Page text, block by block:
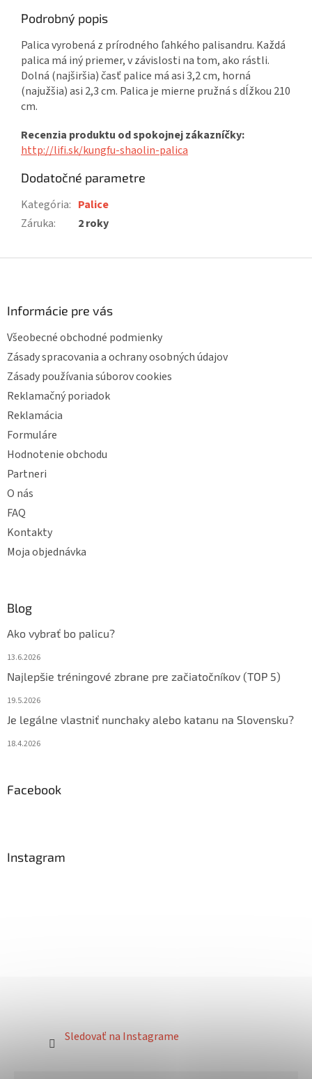
Podrobný popis
Palica vyrobená z prírodného ľahkého palisandru. Každá
palica má iný priemer, v závislosti na tom, ako rástli.
Dolná (najširšia) časť palice má asi 3,2 cm, horná
(najužšia) asi 2,3 cm. Palica je mierne pružná s dĺžkou 210
cm.
Recenzia produktu od spokojnej zákazníčky:
http://lifi.sk/kungfu-shaolin-palica
Dodatočné parametre
Kategória: Palice
Záruka: 2 roky
Informácie pre vás
Všeobecné obchodné podmienky
Zásady spracovania a ochrany osobných údajov
Zásady používania súborov cookies
Reklamačný poriadok
Reklamácia
Formuláre
Hodnotenie obchodu
Partneri
O nás
FAQ
Kontakty
Moja objednávka
Blog
Ako vybrať bo palicu?
13.6.2026
Najlepšie tréningové zbrane pre začiatočníkov (TOP 5)
19.5.2026
Je legálne vlastniť nunchaky alebo katanu na Slovensku?
18.4.2026
Facebook
Instagram
Sledovať na Instagrame